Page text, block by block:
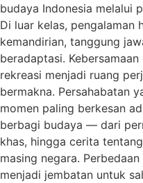
budaya Indonesia melalui
Di luar kelas, pengalaman
kemandirian, tanggung
beradaptasi.
rekreasi menjadi ruang
bermakna. Persahabatan
momen paling berkesan
berbagi budaya — dari
khas, hingga cerita
masing negara.
menjadi jembatan untuk